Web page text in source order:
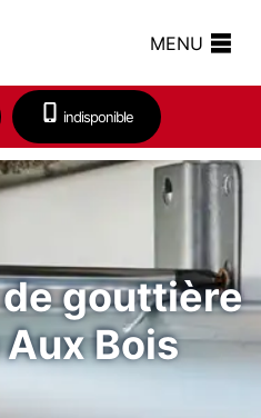
MENU
indisponible
gouttière
Bois